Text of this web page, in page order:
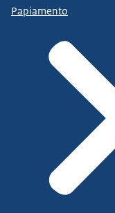
Papiamento